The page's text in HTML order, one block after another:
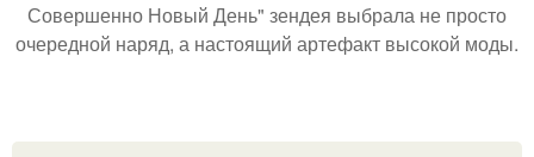
Совершенно Новый День" зендея выбрала не просто
очередной наряд, а настоящий артефакт высокой моды.